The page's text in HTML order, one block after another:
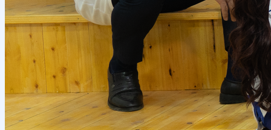
Ta’lim yoʻnalishlari haqida
Bakalavr
haqidaXorijiy stajirovkalar